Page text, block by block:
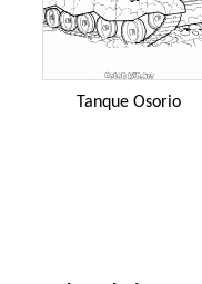
Tanque Osorio